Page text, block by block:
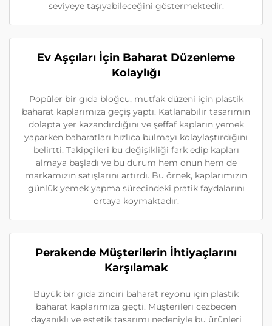
seviyeye taşıyabileceğini göstermektedir.
Ev Aşçıları İçin Baharat Düzenleme
Kolaylığı
Popüler bir gıda bloğcu, mutfak düzeni için plastik
baharat kaplarımıza geçiş yaptı. Katlanabilir tasarımın
dolapta yer kazandırdığını ve şeffaf kapların yemek
yaparken baharatları hızlıca bulmayı kolaylaştırdığını
belirtti. Takipçileri bu değişikliği fark edip kapları
almaya başladı ve bu durum hem onun hem de
markamızın satışlarını artırdı. Bu örnek, kaplarımızın
günlük yemek yapma sürecindeki pratik faydalarını
ortaya koymaktadır.
Perakende Müşterilerin İhtiyaçlarını
Karşılamak
Büyük bir gıda zinciri baharat reyonu için plastik
baharat kaplarımıza geçti. Müşterileri cezbeden
dayanıklı ve estetik tasarımı nedeniyle bu ürünleri